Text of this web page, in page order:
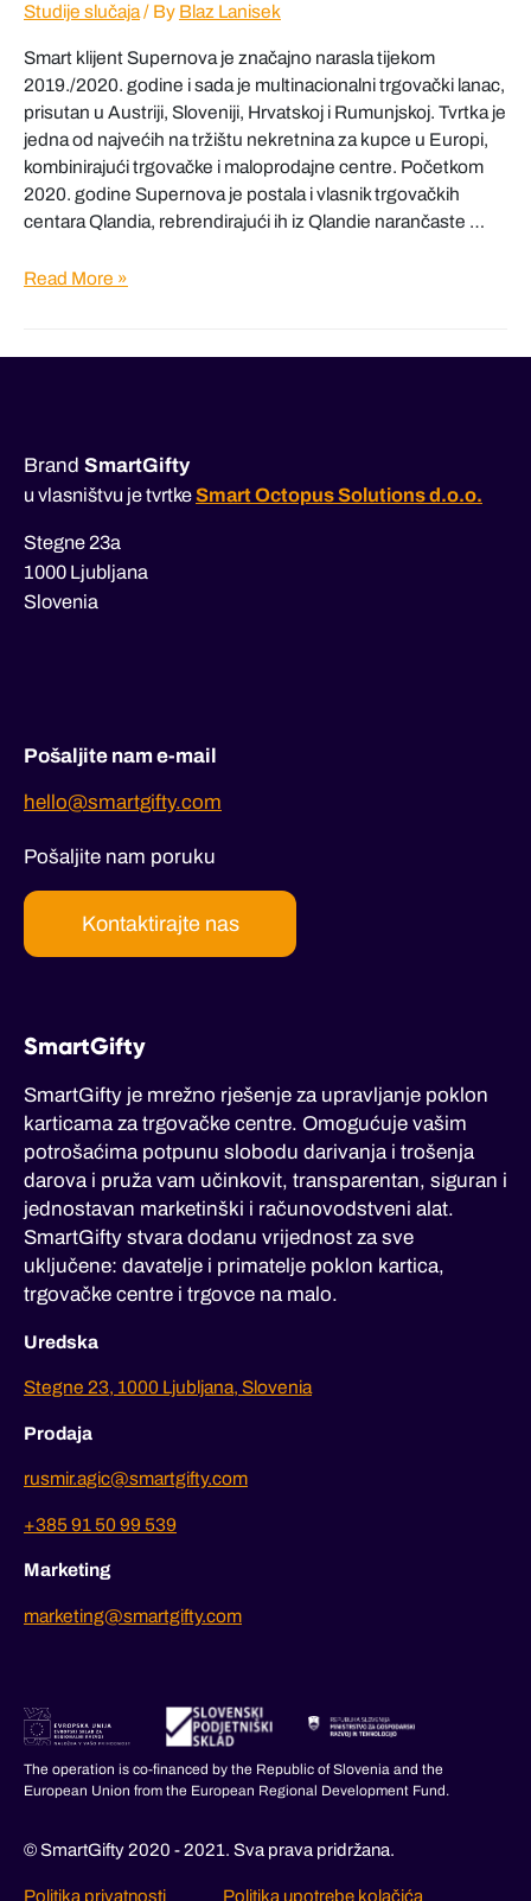
Studije slučaja/ By Blaz Lanisek
Smart klijent Supernova je značajno narasla tijekom
2019./2020. godine i sada je multinacionalni trgovački lanac,
prisutan u Austriji, Sloveniji, Hrvatskoj i Rumunjskoj. Tvrtka je
jedna od najvećih na tržištu nekretnina za kupce u Europi,
kombinirajući trgovačke i maloprodajne centre. Početkom
2020. godine Supernova je postala i vlasnik trgovačkih
centara Qlandia, rebrendirajući ih iz Qlandie narančaste …
Supernova
Read More »
Brand SmartGifty
u vlasništvu je tvrtkeSmart Octopus Solutions d.o.o.
Stegne 23a
1000 Ljubljana
Slovenia
Pošaljite nam e-mail
hello@smartgifty.com
Pošaljite nam poruku
Kontaktirajte nas
SmartGifty
SmartGifty je mrežno rješenje za upravljanje poklon
karticama za trgovačke centre. Omogućuje vašim
potrošaćima potpunu slobodu darivanja i trošenja
darova i pruža vam učinkovit, transparentan, siguran i
jednostavan marketinški i računovodstveni alat.
SmartGifty stvara dodanu vrijednost za sve
uključene: davatelje i primatelje poklon kartica,
trgovačke centre i trgovce na malo.
Uredska
Stegne 23, 1000 Ljubljana, Slovenia
Prodaja
rusmir.agic@smartgifty.com
+385 91 50 99 539
Marketing
marketing@smartgifty.com
The operation is co-financed by the Republic of Slovenia and the
European Union from the European Regional Development Fund.
© SmartGifty 2020 - 2021. Sva prava pridržana.
Politika privatnosti Politika upotrebe kolačića